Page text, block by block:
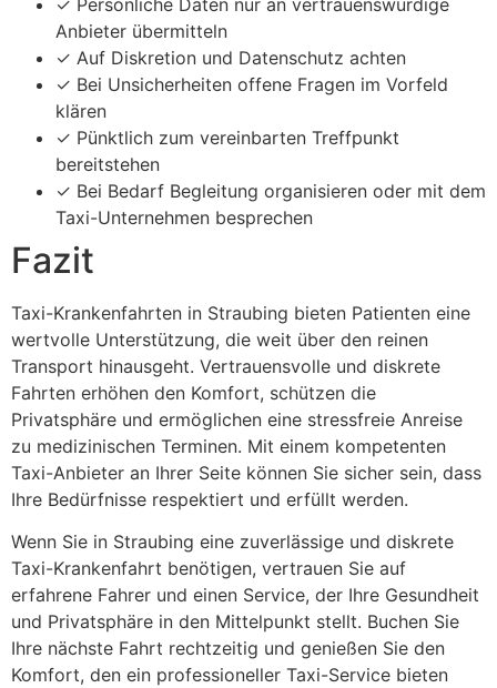
Anbieter übermitteln
✓ Auf Diskretion und Datenschutz achten
✓ Bei Unsicherheiten offene Fragen im Vorfeld
klären
✓ Pünktlich zum vereinbarten Treffpunkt
bereitstehen
✓ Bei Bedarf Begleitung organisieren oder mit dem
Taxi-Unternehmen besprechen
Fazit
Taxi-Krankenfahrten in Straubing bieten Patienten eine
wertvolle Unterstützung, die weit über den reinen
Transport hinausgeht. Vertrauensvolle und diskrete
Fahrten erhöhen den Komfort, schützen die
Privatsphäre und ermöglichen eine stressfreie Anreise
zu medizinischen Terminen. Mit einem kompetenten
Taxi-Anbieter an Ihrer Seite können Sie sicher sein, dass
Ihre Bedürfnisse respektiert und erfüllt werden.
Wenn Sie in Straubing eine zuverlässige und diskrete
Taxi-Krankenfahrt benötigen, vertrauen Sie auf
erfahrene Fahrer und einen Service, der Ihre Gesundheit
und Privatsphäre in den Mittelpunkt stellt. Buchen Sie
Ihre nächste Fahrt rechtzeitig und genießen Sie den
Komfort, den ein professioneller Taxi-Service bieten